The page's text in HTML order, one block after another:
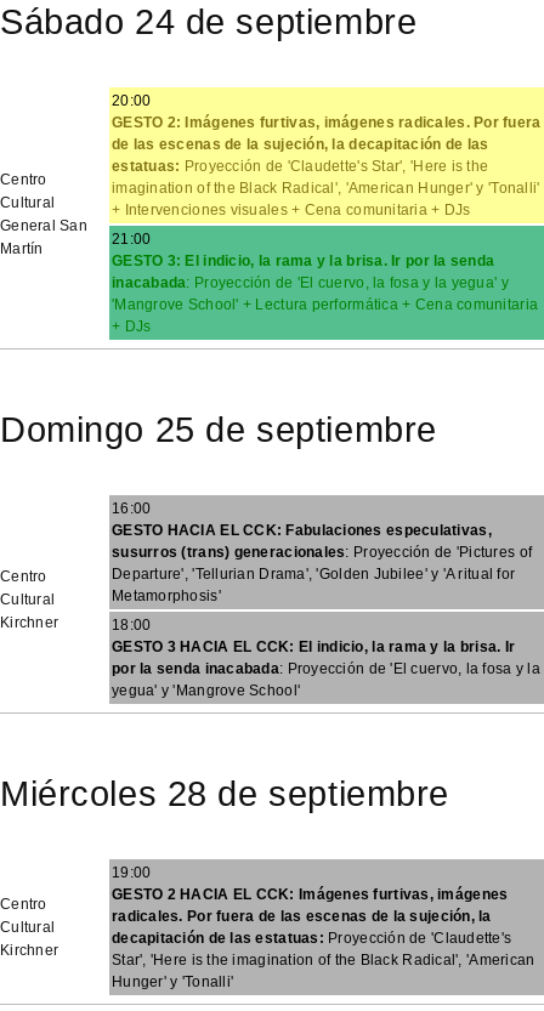
Sábado 24 de septiembre
Centro
Cultural
General San
Martín
20:00
GESTO 2: Imágenes furtivas, imágenes radicales. Por fuera
de las escenas de la sujeción, la decapitación de las
estatuas: Proyección de 'Claudette's Star', 'Here is the
imagination of the Black Radical', 'American Hunger' y 'Tonalli'
+ Intervenciones visuales + Cena comunitaria + DJs
21:00
GESTO 3: El indicio, la rama y la brisa. Ir por la senda
inacabada: Proyección de 'El cuervo, la fosa y la yegua' y
'Mangrove School' + Lectura performática + Cena comunitaria
+ DJs
Domingo 25 de septiembre
Centro
Cultural
Kirchner
16:00
GESTO HACIA EL CCK: Fabulaciones especulativas,
susurros (trans) generacionales: Proyección de 'Pictures of
Departure', 'Tellurian Drama', 'Golden Jubilee' y 'A ritual for
Metamorphosis'
18:00
GESTO 3 HACIA EL CCK: El indicio, la rama y la brisa. Ir
por la senda inacabada: Proyección de 'El cuervo, la fosa y la
yegua' y 'Mangrove School'
Miércoles 28 de septiembre
Centro
Cultural
Kirchner
19:00
GESTO 2 HACIA EL CCK: Imágenes furtivas, imágenes
radicales. Por fuera de las escenas de la sujeción, la
decapitación de las estatuas: Proyección de 'Claudette's
Star', 'Here is the imagination of the Black Radical', 'American
Hunger' y 'Tonalli'